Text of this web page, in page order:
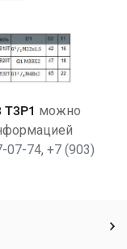
Т3Р1 можно
07-74, +7 (903)